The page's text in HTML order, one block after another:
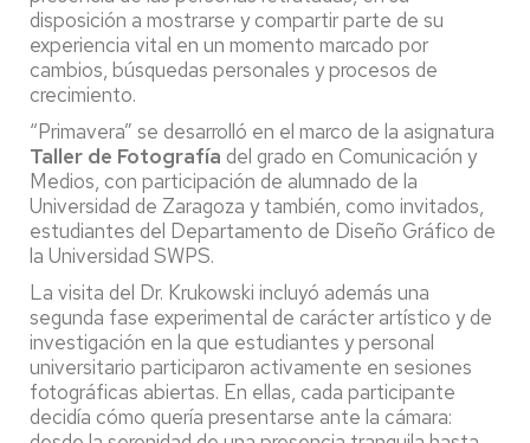
disposición a mostrarse y compartir parte de su
experiencia vital en un momento marcado por
cambios, búsquedas personales y procesos de
crecimiento.
“Primavera” se desarrolló en el marco de la asignatura
Taller de Fotografía del grado en Comunicación y
Medios, con participación de alumnado de la
Universidad de Zaragoza y también, como invitados,
estudiantes del Departamento de Diseño Gráfico de
la Universidad SWPS.
La visita del Dr. Krukowski incluyó además una
segunda fase experimental de carácter artístico y de
investigación en la que estudiantes y personal
universitario participaron activamente en sesiones
fotográficas abiertas. En ellas, cada participante
decidía cómo quería presentarse ante la cámara: